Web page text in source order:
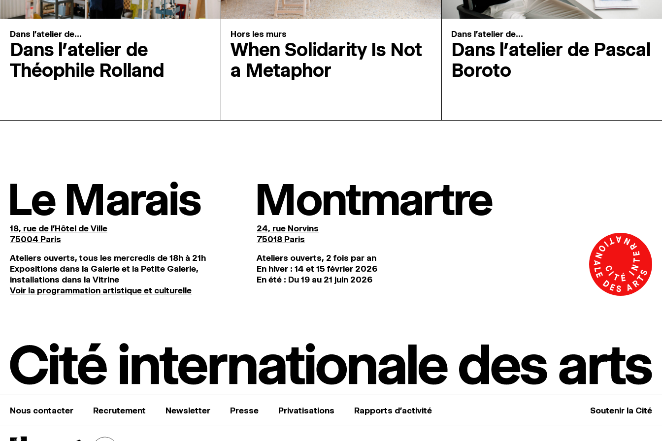
Dans l'atelier de...
Dans l’atelier de
Théophile Rolland
Hors les murs
When Solidarity Is Not
a Metaphor
Dans l'atelier de...
Dans l’atelier de Pascal
Boroto
Le Marais
18, rue de l'Hôtel de Ville
75004 Paris
Ateliers ouverts, tous les mercredis de 18h à 21h
Expositions dans la Galerie et la Petite Galerie,
installations dans la Vitrine
Voir la programmation artistique et culturelle
Montmartre
24, rue Norvins
75018 Paris
Ateliers ouverts, 2 fois par an
En hiver : 14 et 15 février 2026
En été : Du 19 au 21 juin 2026
Nous contacter Recrutement Newsletter Presse Privatisations Rapports d’activité Soutenir la Cité